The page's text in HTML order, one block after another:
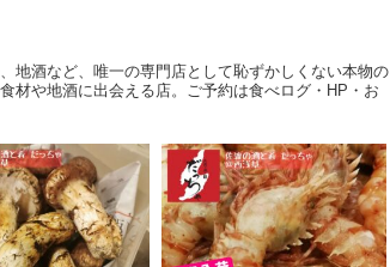
地酒など、唯一の専門店として恥ずかしくない本物の
材や地酒に出会える店。ご予約は食べログ・HP・お